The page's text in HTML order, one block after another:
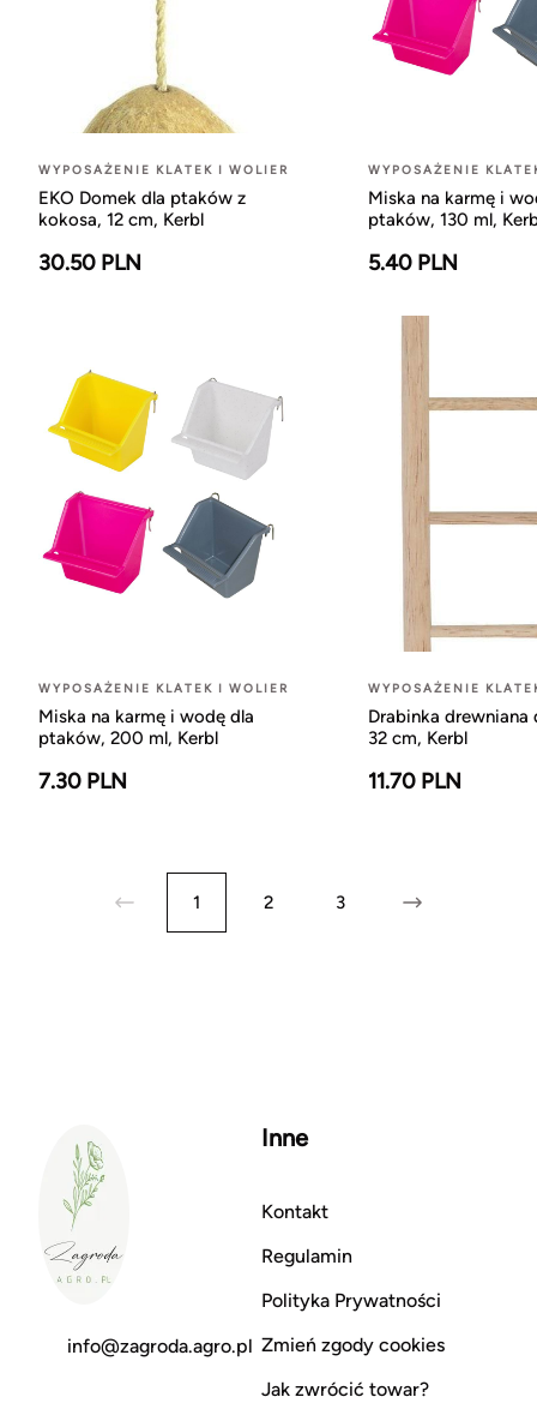
WYPOSAŻENIE KLATEK I WOLIER
EKO Domek dla ptaków z
kokosa, 12 cm, Kerbl
30.50 PLN
WYPOSAŻENIE
Miska na karmę i
ptaków, 130 ml,
5.40 PLN
WYPOSAŻENIE KLATEK I WOLIER
Miska na karmę i wodę dla
ptaków, 200 ml, Kerbl
7.30 PLN
WYPOSAŻENIE
Drabinka drewniana
32 cm, Kerbl
11.70 PLN
1 2 3
info@zagroda.agro.pl
Inne
Kontakt
Regulamin
Polityka Prywatności
Zmień zgody cookies
Jak zwrócić towar?